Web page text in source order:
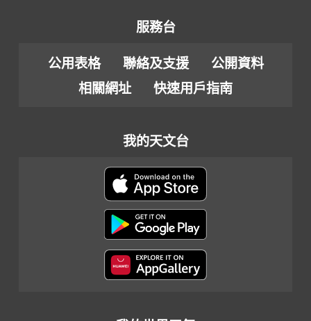
服務台
公用表格 聯絡及支援
公開資料
相關網址
快速用戶指南
我的天文台